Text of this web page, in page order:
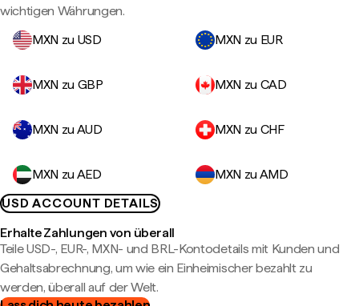
wichtigen Währungen.
MXN zu USD
MXN zu EUR
MXN zu GBP MXN zu CAD
MXN zu AUD MXN zu CHF
MXN zu AED
MXN zu AMD
USD ACCOUNT DETAILS
Erhalte Zahlungen von überall
Teile USD-, EUR-, MXN- und BRL-Kontodetails mit Kunden und
Gehaltsabrechnung, um wie ein Einheimischer bezahlt zu
werden, überall auf der Welt.